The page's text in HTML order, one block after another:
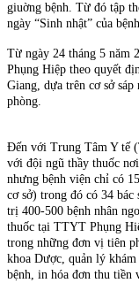
giuờng bệnh. Từ đó tập
ngày “Sinh nhật” của
Từ ngày 24 tháng 5 năm
Phụng Hiệp theo quyết
Giang, dựa trên cơ sở
phòng.
Đến với Trung Tâm Y tế
với đội ngũ thầy thuốc
nhưng bệnh viện chỉ có
cơ sở) trong đó có 34 bác
trị 400-500 bệnh nhân
thuốc tại TTYT Phụng
trong những đơn vị tiên
khoa Dược, quản lý
bệnh, in hóa đơn thu